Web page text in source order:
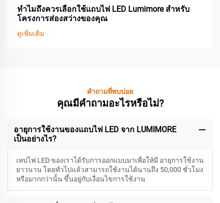
ทำไมถึงควรเลือกใช้แถบไฟ LED Lumimore สำหรับ
โครงการส่องสว่างของคุณ
ดูเพิ่มเติม
คำถามที่พบบ่อย
คุณมีคำถามอะไรหรือไม่?
อายุการใช้งานของแถบไฟ LED จาก LUMIMORE
เป็นอย่างไร?
เทปไฟ LED ของเราได้รับการออกแบบมาเพื่อให้มี อายุการใช้งาน
ยาวนาน โดยทั่วไปแล้วสามารถใช้งานได้นานถึง 50,000 ชั่วโมง
หรือมากกว่านั้น ขึ้นอยู่กับเงื่อนไขการใช้งาน